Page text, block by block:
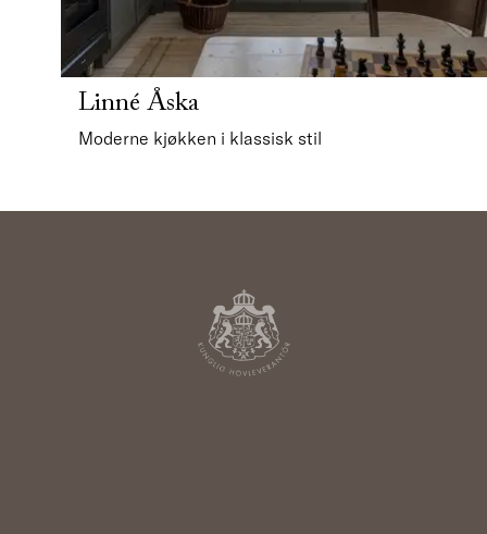
Linné Åska
Moderne kjøkken i klassisk stil